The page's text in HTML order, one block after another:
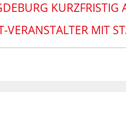
KURZFRISTIG
MIT